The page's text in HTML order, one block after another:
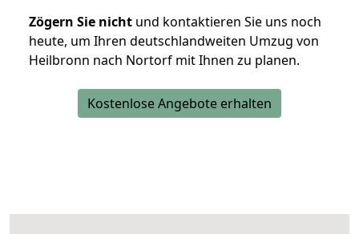
Zögern Sie nicht und kontaktieren Sie uns noch
heute, um Ihren deutschlandweiten Umzug von
Heilbronn nach Nortorf mit Ihnen zu planen.
Kostenlose Angebote erhalten